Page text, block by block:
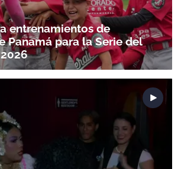
entrenamientos de
Panamá para la Serie del